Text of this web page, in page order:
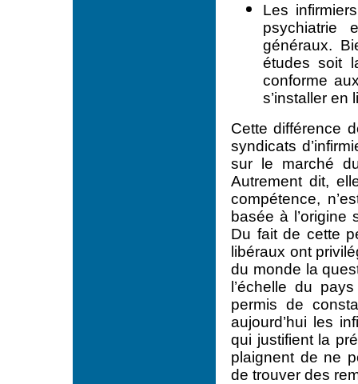
Les
psychiatrie
généraux.
études soit
conforme
s’installer en
Cette différence
syndicats
sur le marché
Autrement dit,
compétence,
basée à l’origine
Du fait de cette
libéraux ont
du monde la
l’échelle du
permis de
aujourd’hui les
qui justifient la
plaignent de ne
de trouver des